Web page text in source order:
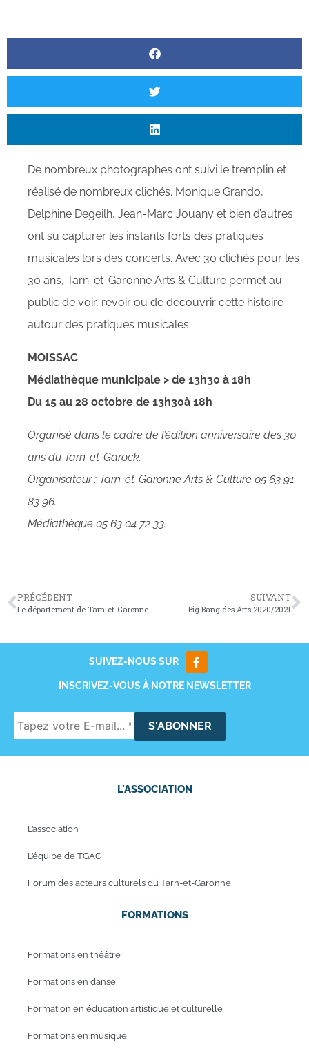
De nombreux photographes ont suivi le tremplin et
réalisé de nombreux clichés. Monique Grando,
Delphine Degeilh, Jean-Marc Jouany et bien d’autres
ont su capturer les instants forts des pratiques
musicales lors des concerts. Avec 30 clichés pour les
30 ans, Tarn-et-Garonne Arts & Culture permet au
public de voir, revoir ou de découvrir cette histoire
autour des pratiques musicales.
MOISSAC
Médiathèque municipale > de 13h30 à 18h
Du 15 au 28 octobre de 13h30à 18h
Organisé dans le cadre de l’édition anniversaire des 30
ans du Tarn-et-Garock.
Organisateur : Tarn-et-Garonne Arts & Culture 05 63 91
83 96.
Médiathèque 05 63 04 72 33.
PRÉCÉDENT
Le département de Tarn-et-Garonne vient de passer en niveau de vigilance supérieure (zone rouge)
SUIVANT
Big Bang des Arts 2020/2021
SUIVEZ-NOUS SUR
INSCRIVEZ-VOUS À NOTRE NEWSLETTER
L'ASSOCIATION
L’association
L’équipe de TGAC
Forum des acteurs culturels du Tarn-et-Garonne
FORMATIONS
Formations en théâtre
Formations en danse
Formation en éducation artistique et culturelle
Formations en musique